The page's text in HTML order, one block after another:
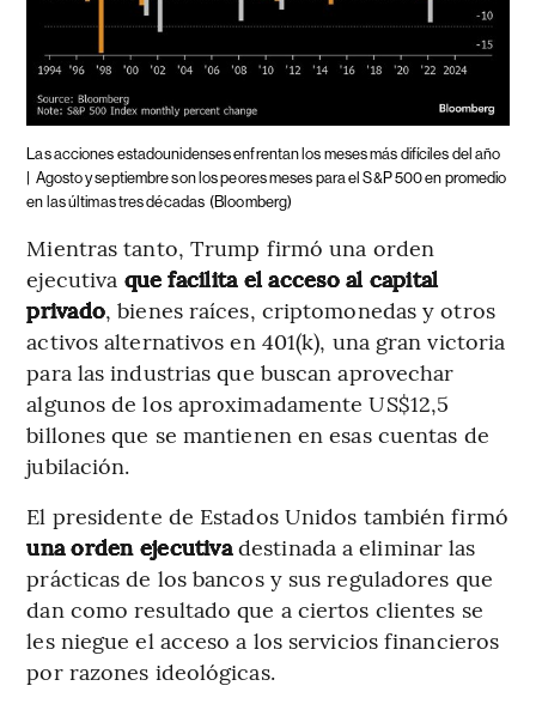
Las acciones estadounidenses enfrentan los meses más difíciles del año
| Agosto y septiembre son los peores meses para el S&P 500 en promedio
en las últimas tres décadas (Bloomberg)
Mientras tanto, Trump firmó una orden
ejecutiva que facilita el acceso al capital
privado, bienes raíces, criptomonedas y otros
activos alternativos en 401(k), una gran victoria
para las industrias que buscan aprovechar
algunos de los aproximadamente US$12,5
billones que se mantienen en esas cuentas de
jubilación.
El presidente de Estados Unidos también firmó
una orden ejecutivadestinada a eliminar las
prácticas de los bancos y sus reguladores que
dan como resultado que a ciertos clientes se
les niegue el acceso a los servicios financieros
por razones ideológicas.